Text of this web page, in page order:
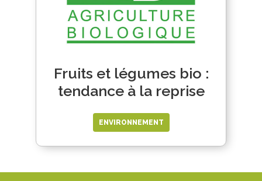
Fruits et légumes bio :
tendance à la reprise
ENVIRONNEMENT